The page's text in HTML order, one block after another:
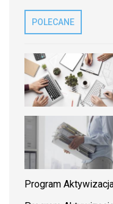
POLECANE
Program